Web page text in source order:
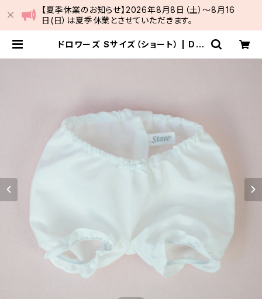
【夏季休業のお知らせ】2026年8月8日（土）～8月16
日(日）は夏季休業とさせていただきます。
ドロワーズ Sサイズ（ショート） | Dol